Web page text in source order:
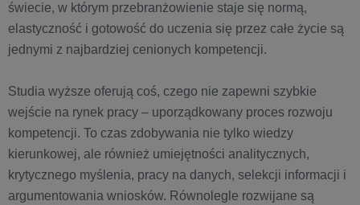
świecie, w którym przebranżowienie staje się normą,
elastyczność i gotowość do uczenia się przez całe życie są
jednymi z najbardziej cenionych kompetencji.
Studia wyższe oferują coś, czego nie zapewni szybkie
wejście na rynek pracy – uporządkowany proces rozwoju
kompetencji. To czas zdobywania nie tylko wiedzy
kierunkowej, ale również umiejętności analitycznych,
krytycznego myślenia, pracy na danych, selekcji informacji i
argumentowania wniosków. Równolegle rozwijane są